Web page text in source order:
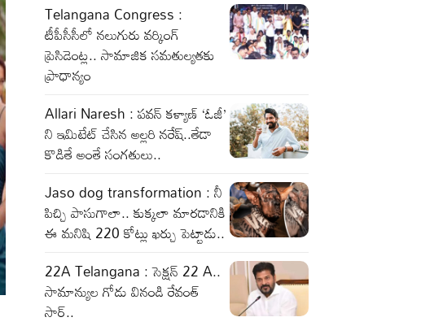
Telangana Congress :
టీపీసీసీలో నలుగురు వర్కింగ్‌
ప్రెసిడెంట్ల.. సామాజిక సమతుల్యతకు
ప్రాధాన్యం
Allari Naresh : పవన్ కళ్యాణ్ ‘ఓజీ’
ని ఇమిటేట్ చేసిన అల్లరి నరేష్..తేడా
కొడితే అంతే సంగతులు..
Jaso dog transformation : నీ
పిచ్చి పాసుగాలా.. కుక్కలా మారడానికి
ఈ మనిషి 220 కోట్లు ఖర్చు పెట్టాడు..
22A Telangana : సెక్షన్ 22 A..
సామాన్యుల గోడు వినండి రేవంత్
సార్..